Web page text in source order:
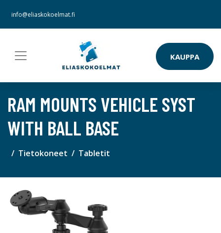
info@eliaskokoelmat.fi
KAUPPA
RAM MOUNTS VEHICLE SYST
WITH BALL BASE
Tietokoneet Tabletit